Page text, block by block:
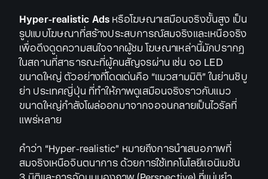
Hyper-realistic Adsหรือโฆษณาเสมือนจริงขั้นสูง เป็น
รูปแบบโฆษณาที่สร้างประสบการณ์สมจริงและเหนือจริง
เพื่อดึงดูดความสนใจจากผู้ชม โฆษณาเหล่านี้มักปรากฏ
ในสถานที่สาธารณะที่ผู้คนสัญจรผ่าน เช่น จอ LED
ขนาดใหญ่ ตัวอย่างที่โดดเด่นคือ “แมวสามมิติ” ในย่านชิบู
ย่า ประเทศญี่ปุ่น ที่ทำให้ภาพดูเสมือนจริงราวกับแมว
ขนาดใหญ่กำลังโผล่ออกมาจากจอจนกลายเป็นไวรัลที่
แพร่หลาย
คำว่า “Hyper-realistic” หมายถึงการนำเสนอภาพที่
สมจริงเหนือจินตนาการ ด้วยการใช้เทคโนโลยีแอนิเมชัน